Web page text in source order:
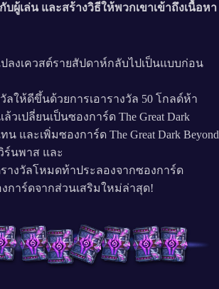
บผู้เล่น และสร้างวิธีให้พวกเขาเข้าถึงเนื้อหา
ลงเควสต์รายสัปดาห์กลับไปเป็นแบบก่อน
ให้ดีขึ้นด้วยการเอารางวัล 50 โกลด์ห้า
วเปลี่ยนเป็นซองการ์ด The Great Dark
น และเพิ่มซองการ์ด The Great Dark Beyond
ร์นพาส และ
างวัลโหมดท้าประลองจากซองการ์ด
การ์ดจากส่วนเสริมใหม่ล่าสุด!